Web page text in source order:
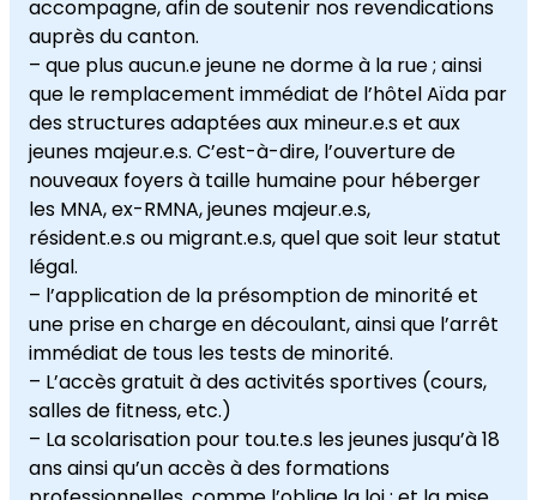
accompagne, afin de soutenir nos revendications
auprès du canton.
– que plus aucun.e jeune ne dorme à la rue ; ainsi
que le remplacement immédiat de l’hôtel Aïda par
des structures adaptées aux mineur.e.s et aux
jeunes majeur.e.s. C’est-à-dire, l’ouverture de
nouveaux foyers à taille humaine pour héberger
les MNA, ex-RMNA, jeunes majeur.e.s,
résident.e.s ou migrant.e.s, quel que soit leur statut
légal.
– l’application de la présomption de minorité et
une prise en charge en découlant, ainsi que l’arrêt
immédiat de tous les tests de minorité.
– L’accès gratuit à des activités sportives (cours,
salles de fitness, etc.)
– La scolarisation pour tou.te.s les jeunes jusqu’à 18
ans ainsi qu’un accès à des formations